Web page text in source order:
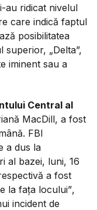
au ridicat nivelul
care indică faptul
posibilitatea
„Delta”,
iminent sau a
Central al
MacDill, a fost
FBI
a dus la
al bazei, luni, 16
a fost
la fața locului”,
incident de